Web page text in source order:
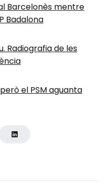
Barcelonès mentre
Badalona
Radiografia de les
el PSM aguanta